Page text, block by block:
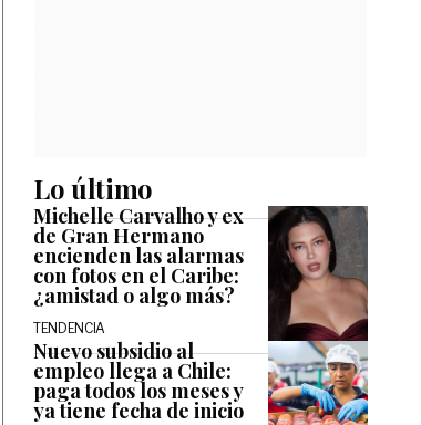
Lo último
Michelle Carvalho y ex
de Gran Hermano
encienden las alarmas
con fotos en el Caribe:
¿amistad o algo más?
TENDENCIA
Nuevo subsidio al
empleo llega a Chile:
paga todos los meses y
ya tiene fecha de inicio